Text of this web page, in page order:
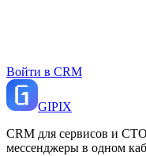
Войти в CRM
GIPIX
CRM для сервисов и
мессенджеры в одном